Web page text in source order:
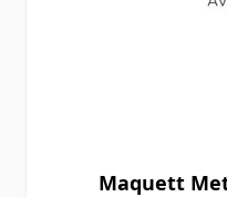
Maquett